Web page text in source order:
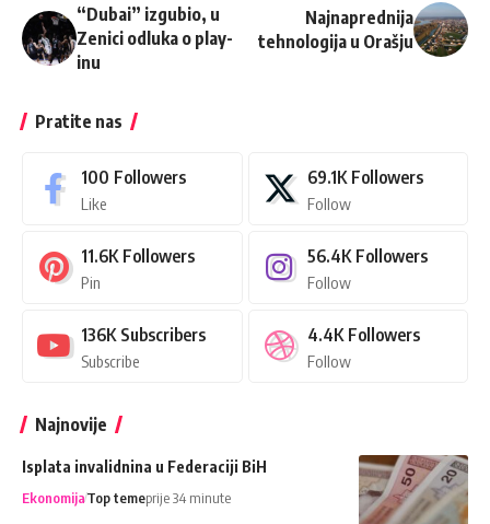
“Dubai” izgubio, u
Zenici odluka o play-
inu
Najnaprednija
tehnologija u Orašju
Pratite nas
100 Followers
Like
69.1K Followers
Follow
11.6K Followers
Pin
56.4K Followers
Follow
136K Subscribers
Subscribe
4.4K Followers
Follow
Najnovije
Isplata invalidnina u Federaciji BiH
EkonomijaTop temeprije 34 minute